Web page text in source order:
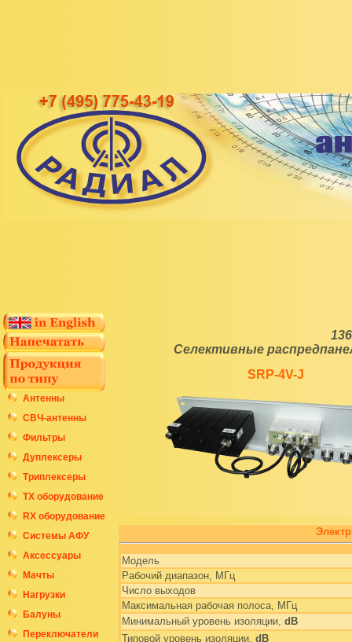
Антенны
СВЧ-антенны
Фильтры
Дуплексеры
Триплексеры
ТХ оборудование
RX оборудование
Системы АФУ
Аксессуары
Мачты
Нагрузки
Балуны
Переключатели
Селективные
SRP-4V-J
Модель
Рабочий диапазон, МГц
Число выходов
Максимальная рабочая полоса, МГц
Минимальный уровень изоляции, dB
Типовой уровень изоляции, dB